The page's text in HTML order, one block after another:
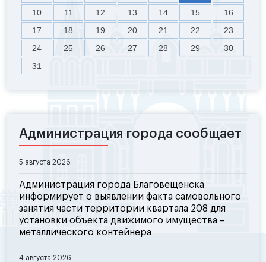
10
11 12 13 14 15
16
17
18 19 20 21 22
23
24
25 26 27 28 29
30
31
Администрация города сообщает
5 августа 2026
Администрация города Благовещенска
информирует о выявлении факта самовольного
занятия части территории квартала 208 для
установки объекта движимого имущества –
металлического контейнера
4 августа 2026